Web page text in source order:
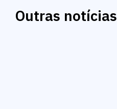
Outras notícias